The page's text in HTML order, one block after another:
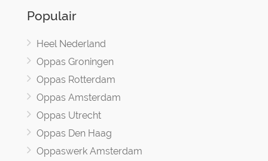
Populair
Heel Nederland
Oppas Groningen
Oppas Rotterdam
Oppas Amsterdam
Oppas Utrecht
Oppas Den Haag
Oppaswerk Amsterdam